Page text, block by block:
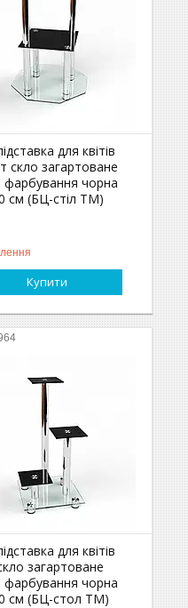
для квітів
скло загартоване
фарбування чорна
см (БЦ-стіл ТМ)
Купити
для квітів
загартоване
фарбування чорна
см (БЦ-стол ТМ)